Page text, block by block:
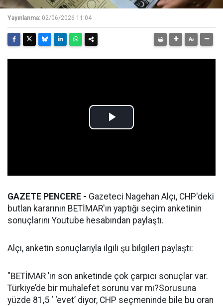
Yayınlanma: 02/06/2026 11:04
GAZETE PENCERE - Gazeteci Nagehan Alçı, CHP'deki
butlan kararının BETİMAR'ın yaptığı seçim anketinin
sonuçlarını Youtube hesabından paylaştı.
Alçı, anketin sonuçlarıyla ilgili şu bilgileri paylaştı:
"BETİMAR ’ın son anketinde çok çarpıcı sonuçlar var.
Türkiye’de bir muhalefet sorunu var mı?Sorusuna
yüzde 81,5 ‘ ‘evet’ diyor, CHP seçmeninde bile bu oran